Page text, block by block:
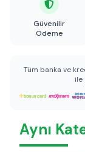
Güvenilir
Ödeme
Tüm banka ve
ile
Aynı